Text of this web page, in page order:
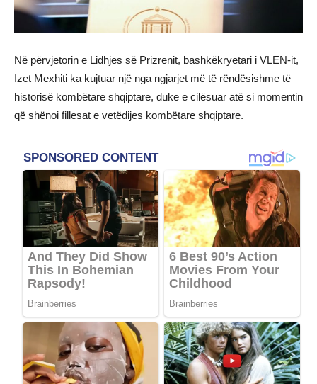
Në përvjetorin e Lidhjes së Prizrenit, bashkëkryetari i VLEN-it,
Izet Mexhiti ka kujtuar një nga ngjarjet më të rëndësishme të
historisë kombëtare shqiptare, duke e cilësuar atë si momentin
që shënoi fillesat e vetëdijes kombëtare shqiptare.